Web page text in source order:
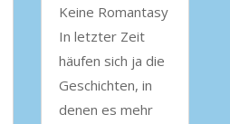
Keine Romantasy
In letzter Zeit
häufen sich ja die
Geschichten, in
denen es mehr